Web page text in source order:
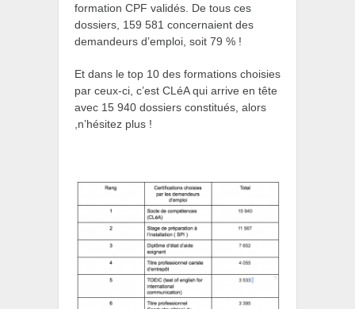
formation CPF validés. De tous ces
dossiers, 159 581 concernaient des
demandeurs d’emploi, soit 79 % !
Et dans le top 10 des formations choisies
par ceux-ci, c’est CLéA qui arrive en tête
avec 15 940 dossiers constitués, alors
,n’hésitez plus !